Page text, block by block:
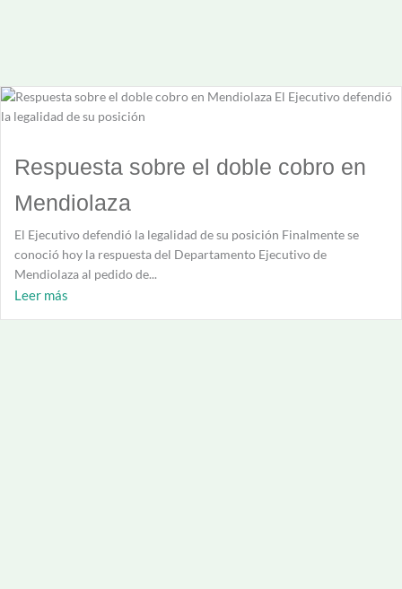
Respuesta sobre el doble cobro en
Mendiolaza
El Ejecutivo defendió la legalidad de su posición Finalmente se
conoció hoy la respuesta del Departamento Ejecutivo de
Mendiolaza al pedido de...
Leer más